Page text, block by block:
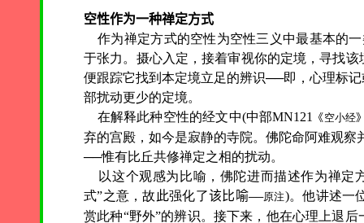
空性作为一种禅定方式
作为禅定方式的空性为空性三义中最基本的
于张力。摄心入定，接着审视你的定境，寻找
便跟踪它找到本定境立足的辨识──即，心理标
部扰动更少的定境。
在解释此种空性的经文中(中部MN121 《 空小经
弃的宫殿，如今是寂静的寺院。佛陀命阿难观
──惟有比丘共修禅定之相的扰动。
以这个观感为比喻，佛陀进而描述作为禅定
式”之意，故 此强化了该比喻──原注)。他讲述一
赏此种“野外”的辨识。接下来，他在心理上退